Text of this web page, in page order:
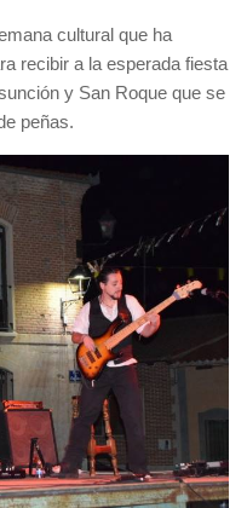
cultural que ha
recibir a la esperada fiesta
y San Roque que se
peñas.